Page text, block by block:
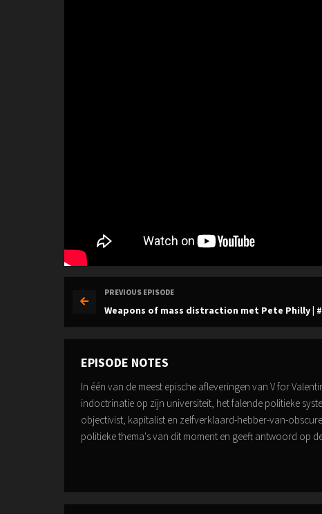
PREVIOUS EPISODE
Weapons of mass distraction met Pete Philly |
EPISODE NOTES
In één van de meest epische afleveringen van V for
indoctrinatie op zijn universiteit, het falende politieke
objectivist, kapitalist en zelfverklaard-hebber-van-
politieke thema's van dit moment en geeft antwoord op